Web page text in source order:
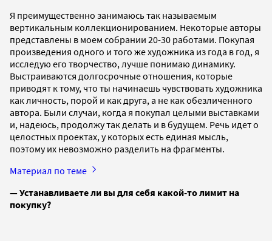
Я преимущественно занимаюсь так называемым
вертикальным коллекционированием. Некоторые авторы
представлены в моем собрании 20-30 работами. Покупая
произведения одного и того же художника из года в год, я
исследую его творчество, лучше понимаю динамику.
Выстраиваются долгосрочные отношения, которые
приводят к тому, что ты начинаешь чувствовать художника
как личность, порой и как друга, а не как обезличенного
автора. Были случаи, когда я покупал целыми выставками
и, надеюсь, продолжу так делать и в будущем. Речь идет о
целостных проектах, у которых есть единая мысль,
поэтому их невозможно разделить на фрагменты.
Материал по теме
— Устанавливаете ли вы для себя какой-то лимит на
покупку?